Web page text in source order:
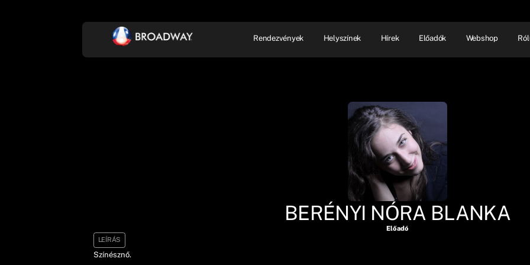
Rendezvények Helyszínek Hírek Előadók Webshop
BERÉNYI NÓRA BLANKA
Előadó
LEÍRÁS
Színésznő.